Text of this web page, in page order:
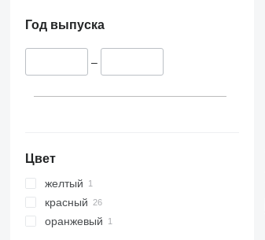
5050 E
5058 E
5070 M
5460
5710
Год выпуска
–
Цвет
желтый
красный
оранжевый